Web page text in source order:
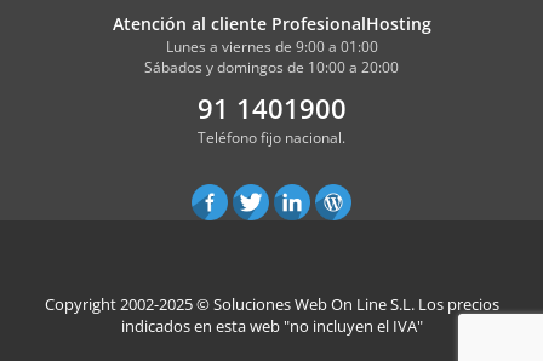
Atención al cliente ProfesionalHosting
Lunes a viernes de 9:00 a 01:00
Sábados y domingos de 10:00 a 20:00
91 1401900
Teléfono fijo nacional.
Copyright 2002-2025 ©Soluciones Web On Line S.L.Los precios
indicados en esta web "no incluyen el IVA"